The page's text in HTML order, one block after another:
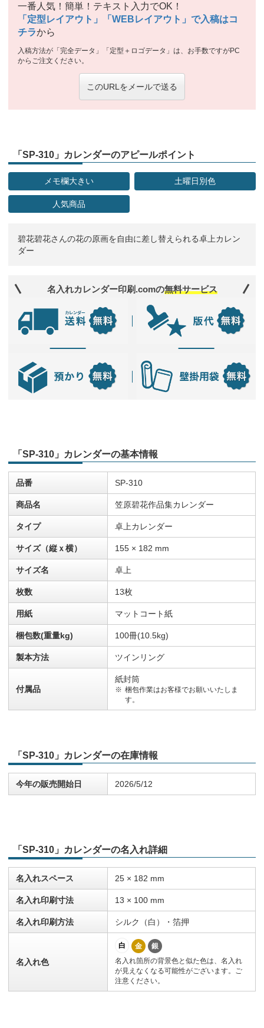
一番人気！簡単！テキスト入力でOK！
「定型レイアウト」「WEBレイアウト」で入稿はコ
チラから
入稿方法が「完全データ」「定型＋ロゴデータ」は、お手数ですがPC
からご注文ください。
このURLをメールで送る
「SP-310」カレンダーのアピールポイント
メモ欄大きい 土曜日別色
人気商品
碧花碧花さんの花の原画を自由に差し替えられる卓上カレン
ダー
名入れカレンダー印刷.comの無料サービス
「SP-310」カレンダーの基本情報
品番 SP-310
商品名 笠原碧花作品集カレンダー
タイプ 卓上カレンダー
サイズ（縦ｘ横） 155 × 182 mm
サイズ名 卓上
枚数 13枚
用紙 マットコート紙
梱包数(重量kg) 100冊(10.5kg)
製本方法 ツインリング
付属品
紙封筒
梱包作業はお客様でお願いいたしま
す。
「SP-310」カレンダーの在庫情報
今年の販売開始日 2026/5/12
「SP-310」カレンダーの名入れ詳細
名入れスペース 25 × 182 mm
名入れ印刷寸法 13 × 100 mm
名入れ印刷方法 シルク（白）・箔押
名入れ色
白 金
銀
名入れ箇所の背景色と似た色は、名入れ
が見えなくなる可能性がございます。ご
注意ください。